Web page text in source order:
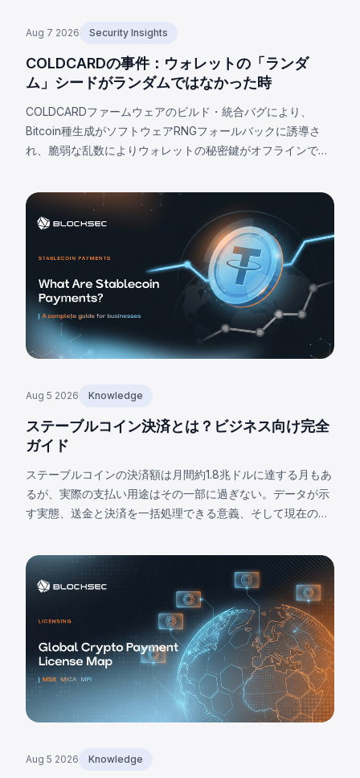
Aug 7 2026 Security Insights
COLDCARDの事件：ウォレットの「ランダ
ム」シードがランダムではなかった時
COLDCARDファームウェアのビルド・統合バグにより、
Bitcoin種生成がソフトウェアRNGフォールバックに誘導さ
れ、脆弱な乱数によりウォレットの秘密鍵がオフラインで復
1,405 BTC（約91億円）、非公式推定では最大2,055 BTCに
上る。
Aug 5 2026 Knowledge
ステーブルコイン決済とは？ビジネス向け完全
ガイド
ステーブルコインの決済額は月間約1.8兆ドルに達する月もあ
るが、実際の支払い用途はその一部に過ぎない。データが示
す実態、送金と決済を一括処理できる意義、そして現在の限
Aug 5 2026 Knowledge